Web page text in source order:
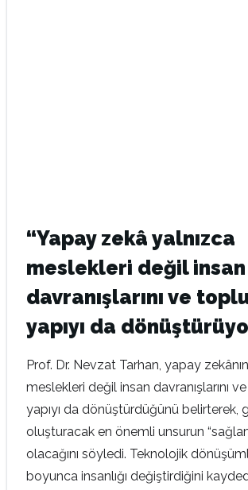
“Yapay zekâ yalnızca
meslekleri değil insan
davranışlarını ve
yapıyı da
Prof. Dr. Nevzat Tarhan, yapay
meslekleri değil insan davranışlarını
yapıyı da dönüştürdüğünü belirterek,
oluşturacak en önemli unsurun
olacağını söyledi. Teknolojik
boyunca insanlığı değiştirdiğini